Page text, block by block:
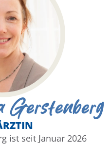
Gerstenberg
ist seit Januar 2026